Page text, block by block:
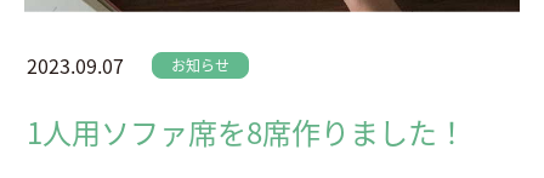
2023.09.07 お知らせ
1人用ソファ席を8席作りました！